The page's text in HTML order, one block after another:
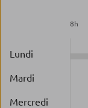
8h
Lundi
Mardi
Mercredi